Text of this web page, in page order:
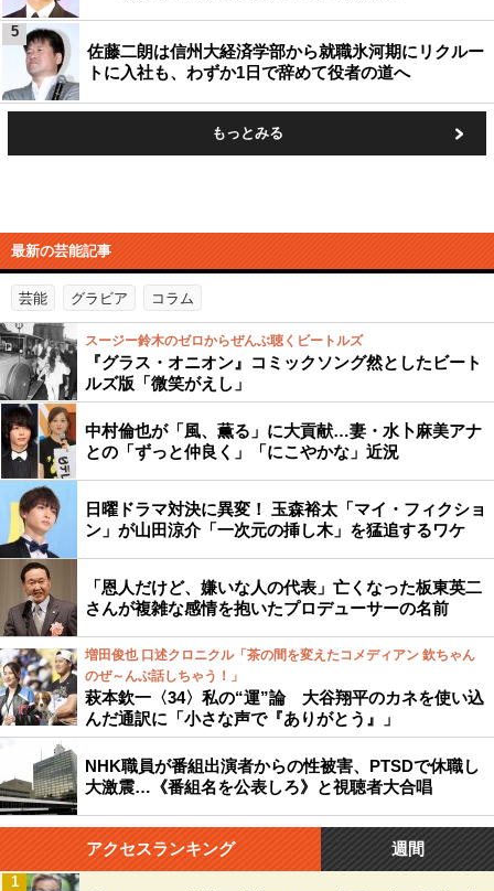
佐藤二朗は信州大経済学部から就職氷河期にリクルー
トに入社も、わずか1日で辞めて役者の道へ
5
もっとみる
最新の芸能記事
芸能 グラビア コラム
スージー鈴木のゼロからぜんぶ聴くビートルズ
『グラス・オニオン』コミックソング然としたビート
ルズ版「微笑がえし」
中村倫也が「風、薫る」に大貢献…妻・水卜麻美アナ
との「ずっと仲良く」「にこやかな」近況
日曜ドラマ対決に異変！ 玉森裕太「マイ・フィクショ
ン」が山田涼介「一次元の挿し木」を猛追するワケ
「恩人だけど、嫌いな人の代表」亡くなった板東英二
さんが複雑な感情を抱いたプロデューサーの名前
増田俊也 口述クロニクル「茶の間を変えたコメディアン 欽ちゃん
のぜ～んぶ話しちゃう！」
萩本欽一〈34〉私の“運”論 大谷翔平のカネを使い込
んだ通訳に「小さな声で『ありがとう』」
NHK職員が番組出演者からの性被害、PTSDで休職し
大激震…《番組名を公表しろ》と視聴者大合唱
アクセスランキング 週間
1